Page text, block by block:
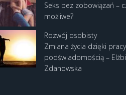
Seks bez zobowiązań –
możliwe?
Rozwój osobisty
Zmiana życia dzięki
podświadomością –
Zdanowska